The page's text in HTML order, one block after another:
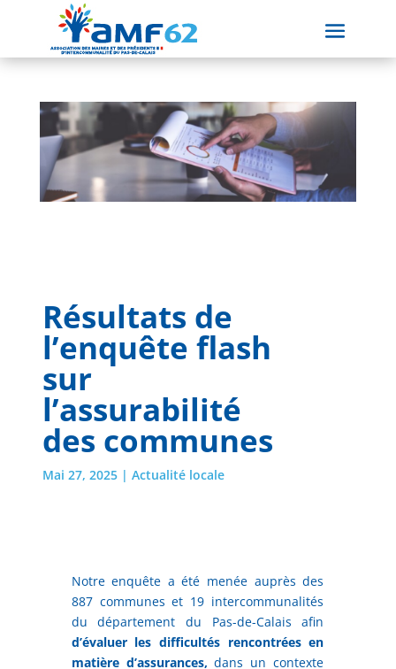
Résultats de
l’enquête flash
sur
l’assurabilité
des communes
Mai 27, 2025| Actualité locale
Notre enquête a été menée auprès des
887 communes et 19 intercommunalités
du département du Pas-de-Calais afin
d’évaluer les difficultés rencontrées en
matière d’assurances, dans un contexte